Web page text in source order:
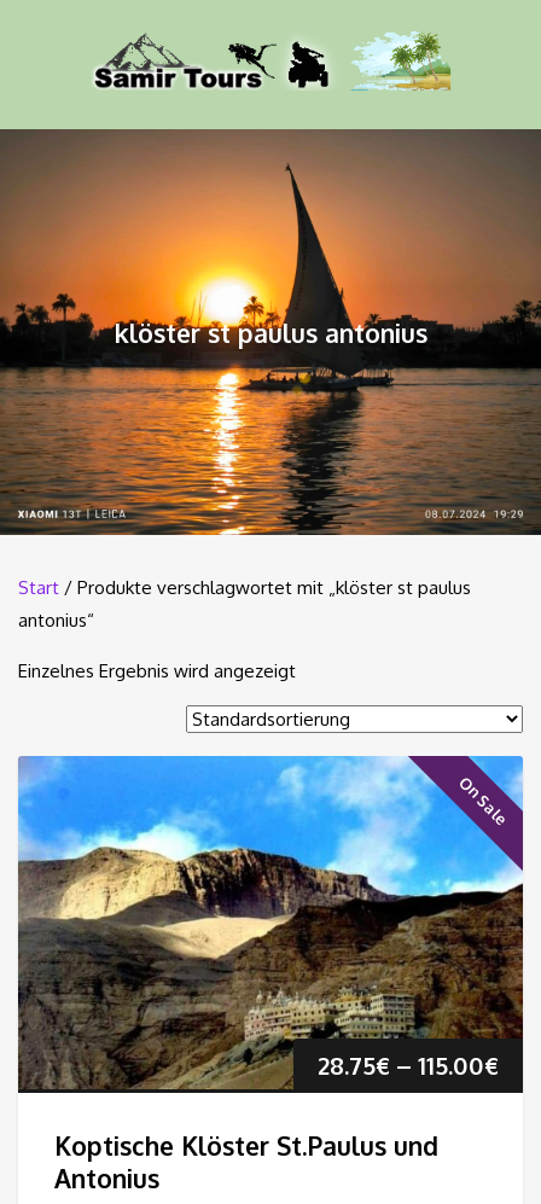
klöster st paulus antonius
Start / Produkte verschlagwortet mit „klöster st paulus
antonius“
Einzelnes Ergebnis wird angezeigt
On Sale
28.75€ – 115.00€
Koptische Klöster St.Paulus und
Antonius